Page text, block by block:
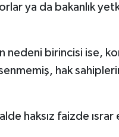
ya da bakanlık
nedeni birincisi ise,
hak
haksız faizde